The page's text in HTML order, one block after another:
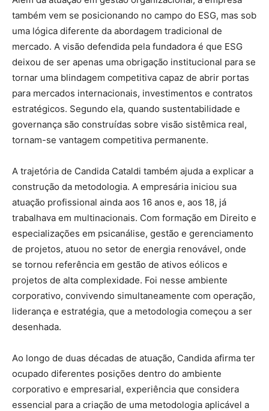
também vem se posicionando no campo do ESG, mas sob
uma lógica diferente da abordagem tradicional de
mercado. A visão defendida pela fundadora é que ESG
deixou de ser apenas uma obrigação institucional para se
tornar uma blindagem competitiva capaz de abrir portas
para mercados internacionais, investimentos e contratos
estratégicos. Segundo ela, quando sustentabilidade e
governança são construídas sobre visão sistêmica real,
tornam-se vantagem competitiva permanente.
A trajetória de Candida Cataldi também ajuda a explicar a
construção da metodologia. A empresária iniciou sua
atuação profissional ainda aos 16 anos e, aos 18, já
trabalhava em multinacionais. Com formação em Direito e
especializações em psicanálise, gestão e gerenciamento
de projetos, atuou no setor de energia renovável, onde
se tornou referência em gestão de ativos eólicos e
projetos de alta complexidade. Foi nesse ambiente
corporativo, convivendo simultaneamente com operação,
liderança e estratégia, que a metodologia começou a ser
desenhada.
Ao longo de duas décadas de atuação, Candida afirma ter
ocupado diferentes posições dentro do ambiente
corporativo e empresarial, experiência que considera
essencial para a criação de uma metodologia aplicável a